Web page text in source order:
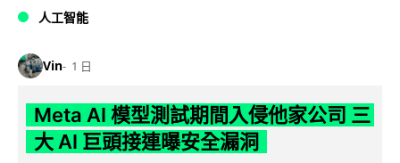
人工智能
Vin 1 日
Meta AI 模型測試期間入侵他家公司 三
大 AI 巨頭接連曝安全漏洞